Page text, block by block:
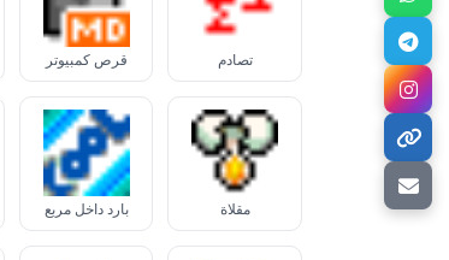
تصادم قرص كمبيوتر
مقلاة بارد داخل مربع